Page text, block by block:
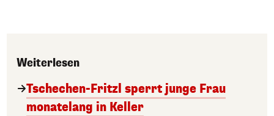
Weiterlesen
Tschechen-Fritzl sperrt junge Frau
monatelang in Keller